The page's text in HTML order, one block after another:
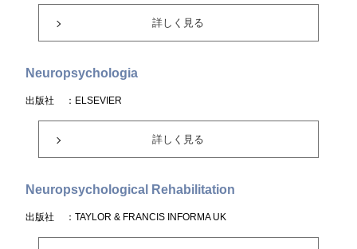
詳しく見る
Neuropsychologia
出版社 ：ELSEVIER
詳しく見る
Neuropsychological Rehabilitation
出版社 ：TAYLOR & FRANCIS INFORMA UK